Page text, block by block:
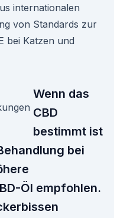
internationalen
von Standards zur
bei Katzen und
Wenn das
CBD
bestimmt ist
bei
Öl empfohlen.